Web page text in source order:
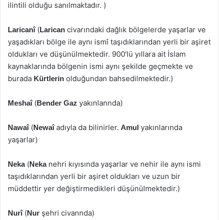
ilintili olduğu sanılmaktadır. )
Laricanî (Larican civarındaki dağlık bölgelerde yaşarlar ve
yaşadıkları bölge ile aynı ismî taşıdıklarından yerli bir aşiret
oldukları ve düşünülmektedir. 900′lü yıllara ait İslam
kaynaklarında bölgenin ismi aynı şekilde geçmekte ve
burada Kürtlerin olduğundan bahsedilmektedir.)
Meshaî (Bender Gaz yakınlannda)
Nawaî (Newaîadıyla da bilinirler. Amul yakınlarında
yaşarlar)
Neka (Neka nehri kıyısında yaşarlar ve nehir ile aynı ismi
taşıdıklarından yerli bir aşiret oldukları ve uzun bir
müddettir yer değiştirmedikleri düşünülmektedir.)
Nurî (Nur şehri civannda)